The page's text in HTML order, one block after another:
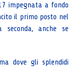
impegnata a fondo
il primo posto nel
anche se
dove gli splendidi